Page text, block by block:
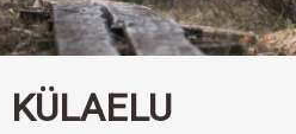
KÜLAELU